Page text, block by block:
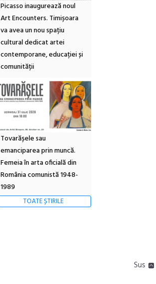
Picasso inaugurează noul
Art Encounters. Timișoara
va avea un nou spațiu
cultural dedicat artei
contemporane, educației și
comunității
Tovarășele sau
emanciparea prin muncă.
Femeia în arta oficială din
România comunistă 1948-
1989
TOATE ȘTIRILE
Sus